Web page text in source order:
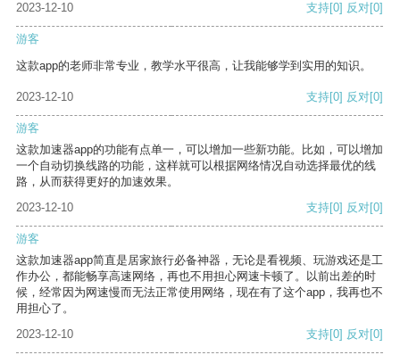
2023-12-10 支持[0] 反对[0]
游客
这款app的老师非常专业，教学水平很高，让我能够学到实用的知识。
2023-12-10 支持[0] 反对[0]
游客
这款加速器app的功能有点单一，可以增加一些新功能。比如，可以增加
一个自动切换线路的功能，这样就可以根据网络情况自动选择最优的线
路，从而获得更好的加速效果。
2023-12-10
支持[0] 反对[0]
游客
这款加速器app简直是居家旅行必备神器，无论是看视频、玩游戏还是工
作办公，都能畅享高速网络，再也不用担心网速卡顿了。以前出差的时
候，经常因为网速慢而无法正常使用网络，现在有了这个app，我再也不
用担心了。
2023-12-10
支持[0] 反对[0]